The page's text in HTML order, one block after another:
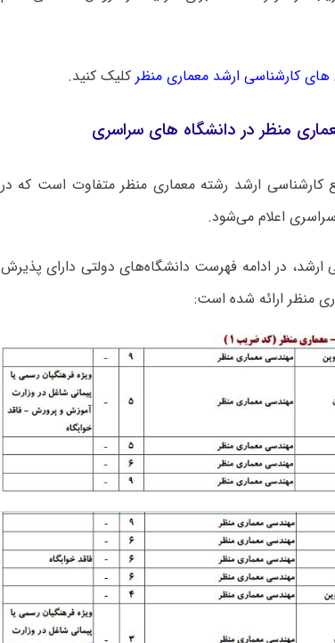
کارشناسی ارشد معماری منظر کلیک کنید.
منظر در دانشگاه های سراسری
ارشد رشته معماری منظر متفاوت است که در
اعلام می‌شود.
ارشد، در ادامه فهرست دانشگاه‌های دولتی دارای پذیرش
منظر ارائه شده است: